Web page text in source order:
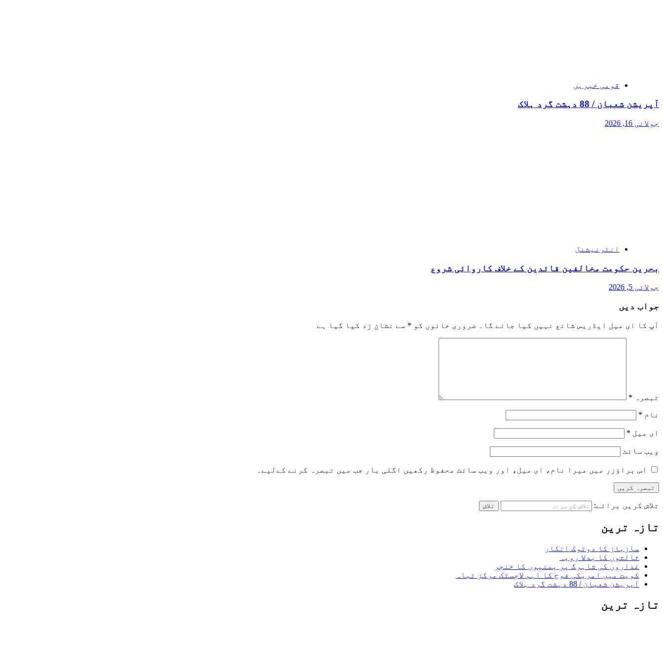
قومی خبریں
آپریشن شعبان / 88 دہشت گرد ہلاک
جولائی 16, 2026
انٹرنیشنل
بحرین حکومت مخالفین قائدین کے خلاف کاروائی شروع
جولائی 5, 2026
جواب دیں
آپ کا ای میل ایڈریس شائع نہیں کیا جائے گا۔ ضروری خانوں کو * سے نشان زد کیا گیا ہے
تبصرہ *
نام *
ای میل *
ویب‌ سائٹ
اس براؤزر میں میرا نام، ای میل، اور ویب سائٹ محفوظ رکھیں اگلی بار جب میں تبصرہ کرنے کےلیے۔
تلاش کریں برائے:
تازہ ترین
سازباز کا دوٹوک انکار
ثالثوں کا بدلا رویہ
غداروں کی شاہرگ پر یمنیوں کا خنجر
کویت میں امریکی فوج کا اہم لاجسٹک مرکز تباہ
آپریشن شعبان / 88 دہشت گرد ہلاک
تازہ ترین